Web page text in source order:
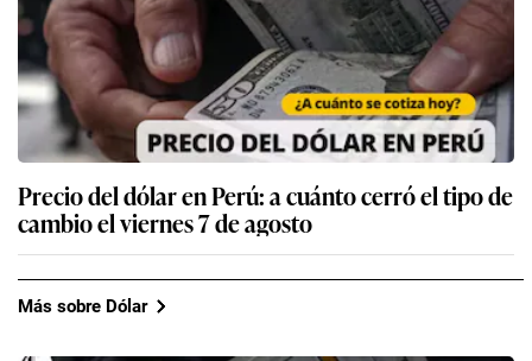
Precio del dólar en Perú: a cuánto cerró el tipo de
cambio el viernes 7 de agosto
Más sobre Dólar